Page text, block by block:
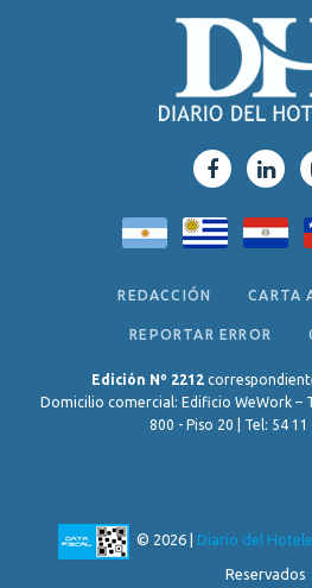
REDACCIÓN CARTA
REPORTAR ERROR
Edición Nº 2212
Domicilio comercial: Edificio WeWork –
800 - Piso 20 | Tel: 54
© 2026 | Diario del
Reservados